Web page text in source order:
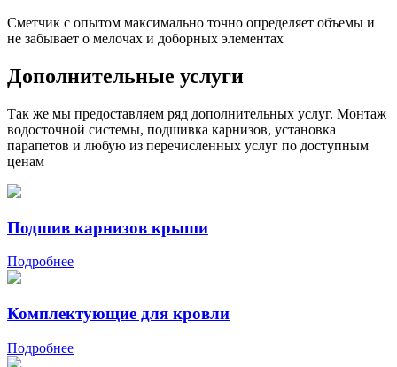
Сметчик с опытом максимально точно определяет объемы и
не забывает о мелочах и доборных элементах
Дополнительные услуги
Так же мы предоставляем ряд дополнительных услуг. Монтаж
водосточной системы, подшивка карнизов, установка
парапетов и любую из перечисленных услуг по доступным
ценам
Подшив карнизов крыши
Подробнее
Комплектующие для кровли
Подробнее